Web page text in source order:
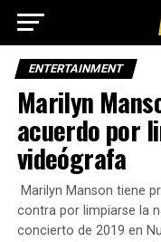
ENTERTAINMENT
Marilyn
acuerdo por
videógrafa
Marilyn Manson tiene
contra por limpiarse la
concierto de 2019 en